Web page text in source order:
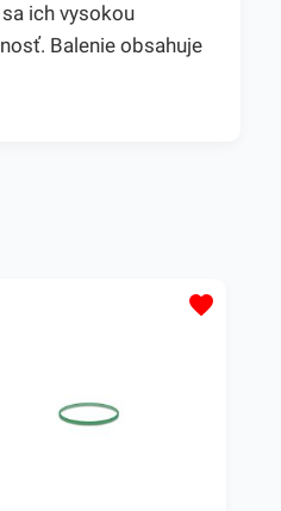
ich vysokou
Balenie obsahuje